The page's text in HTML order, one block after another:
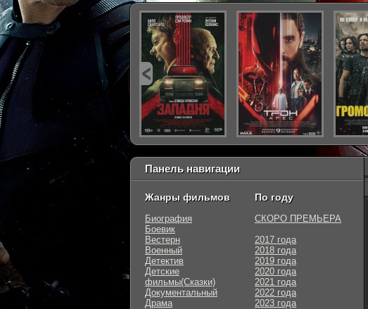
Панель навигации
Жанры фильмов
Биография
Боевик
Вестерн
Военный
Детектив
Детские
фильмы(Сказки)
Документальный
Драма
По году
СКОРО ПРЕМЬЕРА
2017 года
2018 года
2019 года
2020 года
2021 года
2022 года
2023 года